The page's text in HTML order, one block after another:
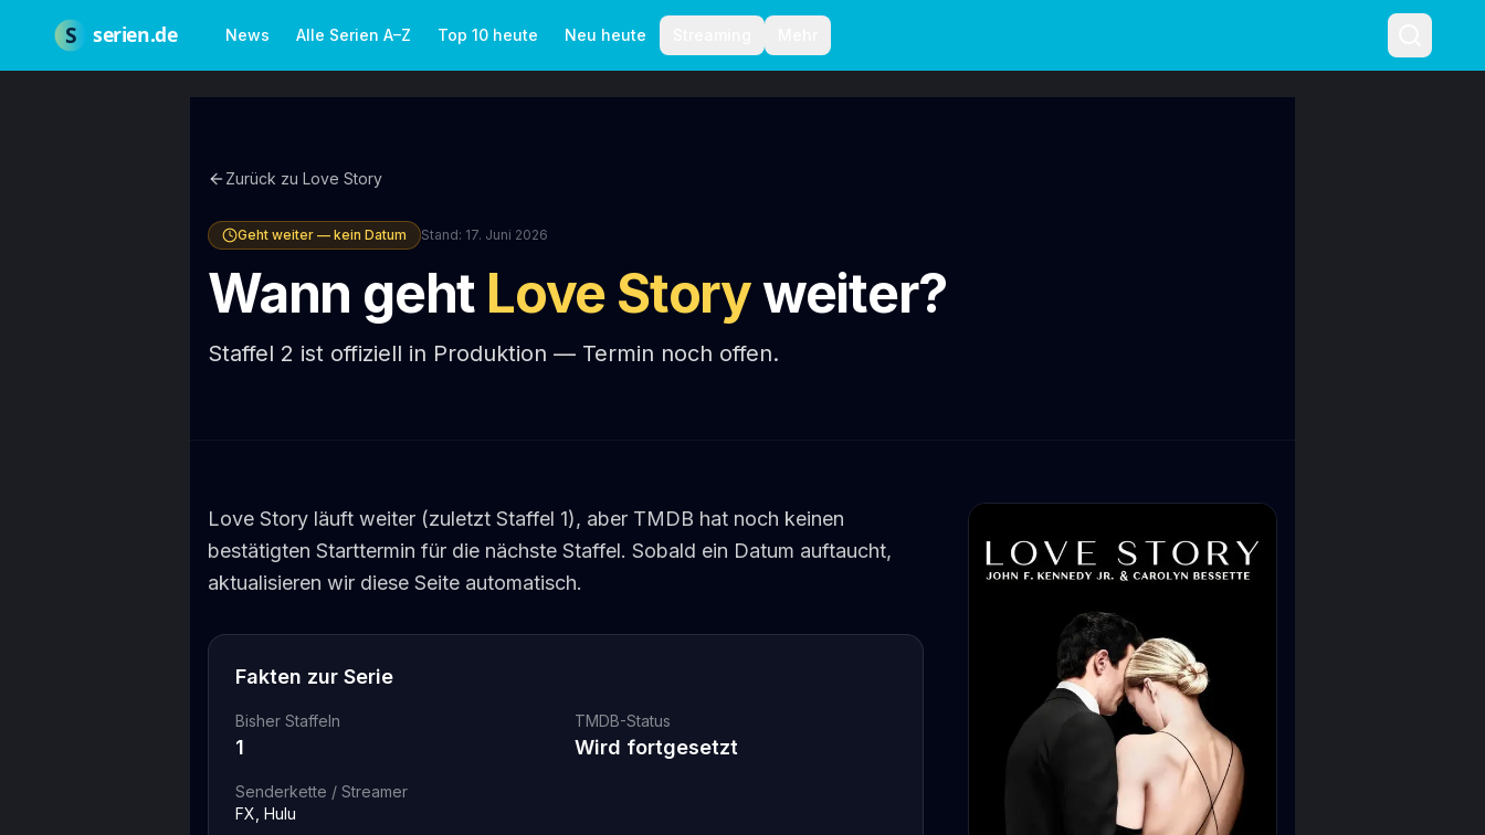
S serien.de News Alle Serien A–Z Top 10 heute Neu heute
Zurück zu Love Story
Geht weiter — kein Datum Stand: 17. Juni 2026
Wann geht Love Storyweiter?
Staffel 2 ist offiziell in Produktion — Termin noch offen.
Love Story läuft weiter (zuletzt Staffel 1), aber TMDB hat noch keinen
bestätigten Starttermin für die nächste Staffel. Sobald ein Datum auftaucht,
aktualisieren wir diese Seite automatisch.
Fakten zur Serie
Bisher Staffeln
1
TMDB-Status
Wird fortgesetzt
Senderkette / Streamer
FX, Hulu
Redaktionelle RichtlinienAutoren